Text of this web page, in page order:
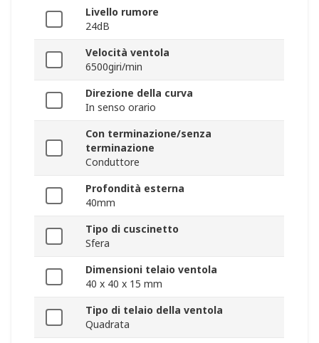
Livello rumore
24dB
Velocità ventola
6500giri/min
Direzione della curva
In senso orario
Con terminazione/senza
terminazione
Conduttore
Profondità esterna
40mm
Tipo di cuscinetto
Sfera
Dimensioni telaio ventola
40 x 40 x 15 mm
Tipo di telaio della ventola
Quadrata